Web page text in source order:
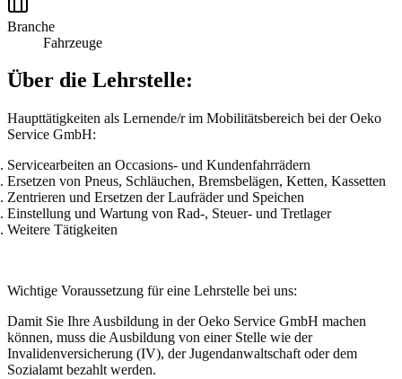
Branche
Fahrzeuge
Über die Lehrstelle:
Haupttätigkeiten als Lernende/r im Mobilitätsbereich bei der Oeko
Service GmbH:
Servicearbeiten an Occasions- und Kundenfahrrädern
Ersetzen von Pneus, Schläuchen, Bremsbelägen, Ketten, Kassetten
Zentrieren und Ersetzen der Laufräder und Speichen
Einstellung und Wartung von Rad-, Steuer- und Tretlager
Weitere Tätigkeiten
Wichtige Voraussetzung für eine Lehrstelle bei uns:
Damit Sie Ihre Ausbildung in der Oeko Service GmbH machen
können, muss die Ausbildung von einer Stelle wie der
Invalidenversicherung (IV), der Jugendanwaltschaft oder dem
Sozialamt bezahlt werden.